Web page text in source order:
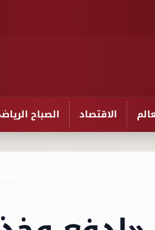
الاقتصاد الصباح